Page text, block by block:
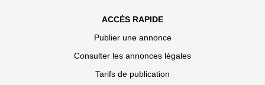
ACCÈS RAPIDE
Publier une annonce
Consulter les annonces légales
Tarifs de publication